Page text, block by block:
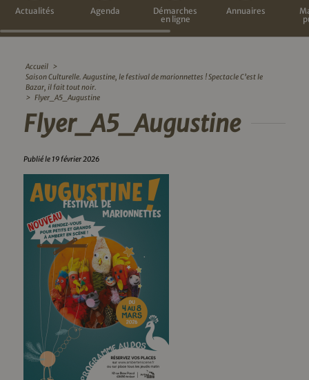
Actualités Agenda
Démarches
en ligne
Annuaires
Accueil >
Saison Culturelle. Augustine, le festival de marionnettes ! Spectacle C’est le
Bazar, il fait tout noir.
> Flyer_A5_Augustine
Flyer_A5_Augustine
Publié le 19 février 2026